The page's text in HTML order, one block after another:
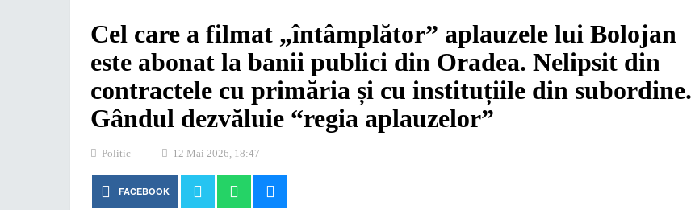
Cel care a filmat „întâmplător” aplauzele lui Bolojan
este abonat la banii publici din Oradea. Nelipsit din
contractele cu primăria și cu instituțiile din subordine.
Gândul dezvăluie “regia aplauzelor”
Politic 12 Mai 2026, 18:47
FACEBOOK